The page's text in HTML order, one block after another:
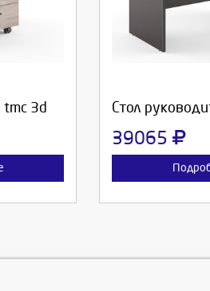
tmc 3d Стол
39065